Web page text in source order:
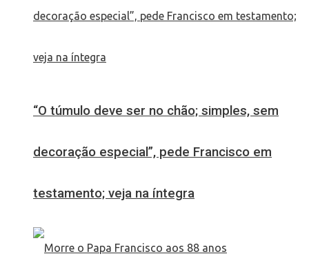
“O túmulo deve ser no chão; simples, sem
decoração especial”, pede Francisco em
testamento; veja na íntegra